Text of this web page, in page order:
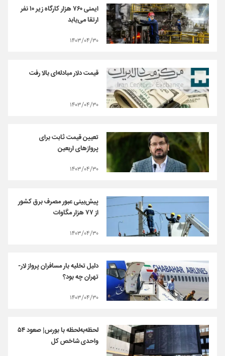
ایمنی ۷۶۰ هزار کارگاه زیر ۱۰ نفر
ارتقا می‌یابد
۱۴۰۳/۰۴/۳۰
قیمت دلار مبادله‌ای بالا رفت
۱۴۰۳/۰۴/۳۰
تعیین قیمت ثابت برای
پروازهای اربعین
۱۴۰۳/۰۴/۳۰
پیش‌بینی عبور مصرف برق کشور
از ۷۷ هزار مگاوات
۱۴۰۳/۰۴/۳۰
دلیل تخلیه بار مسافران پرواز لار-
تهران چه بود؟
۱۴۰۳/۰۴/۳۰
لحظه‌به‌لحظه با بورس| صعود ۵۴
واحدی شاخص کل